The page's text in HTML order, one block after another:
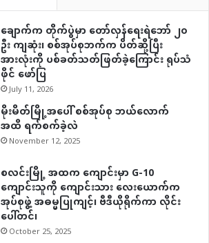
ချောက်က တိုက်ပွဲမှာ တော်လှန်ရေးရဲဘော် ၂၀
ဦး ကျဆုံး၊ စစ်အုပ်စုဘက်က ပိတ်ဆို့ပြီး
အားလုံးကို ပစ်ခတ်သတ်ဖြတ်ခဲ့ကြောင်း ရုပ်သံ
ဖိုင် ဖော်ပြ
July 11, 2026
မိုးမိတ်မြို့အပေါ် စစ်အုပ်စု ဘယ်လောက်
အထိ ရက်စက်ခဲ့လဲ
November 12, 2025
စလင်းမြို့ အထက ကျောင်းမှာ G-10
ကျောင်းသူကို ကျောင်းသား လေးယောက်က
အုပ်စုဖွဲ့ အဓမ္မပြုကျင့်၊ ဗီဒီယိုရိုက်ကာ လိုင်း
ပေါ်တင်၊
October 25, 2025